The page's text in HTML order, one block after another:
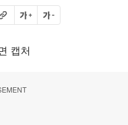
기
유하기
복사
글자 크게글자 작게
캡처